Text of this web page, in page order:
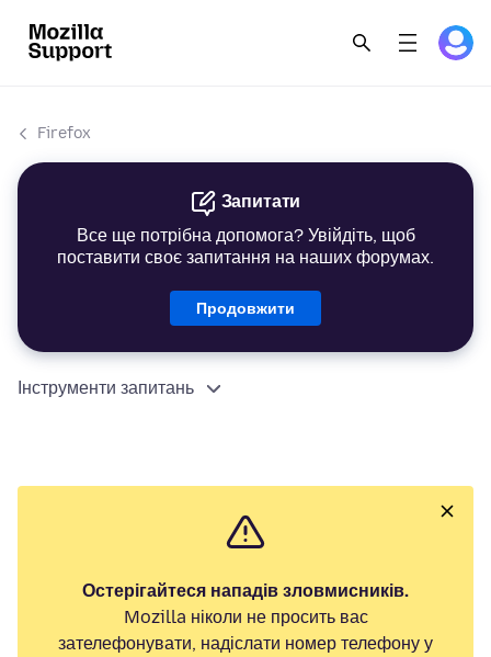
Firefox
Запитати
Все ще потрібна допомога? Увійдіть, щоб
поставити своє запитання на наших форумах.
Продовжити
Інструменти запитань
Остерігайтеся нападів зловмисників.
Mozilla ніколи не просить вас
зателефонувати, надіслати номер телефону у